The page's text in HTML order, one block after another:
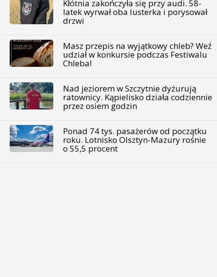
Kłótnia zakończyła się przy audi. 58-
latek wyrwał oba lusterka i porysował
drzwi
Masz przepis na wyjątkowy chleb? Weź
udział w konkursie podczas Festiwalu
Chleba!
Nad jeziorem w Szczytnie dyżurują
ratownicy. Kąpielisko działa codziennie
przez osiem godzin
Ponad 74 tys. pasażerów od początku
roku. Lotnisko Olsztyn-Mazury rośnie
o 55,5 procent